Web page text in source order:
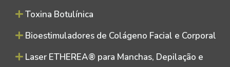
Toxina Botulínica
Bioestimuladores de Colágeno Facial e Corporal
Laser ETHEREA® para Manchas, Depilação e